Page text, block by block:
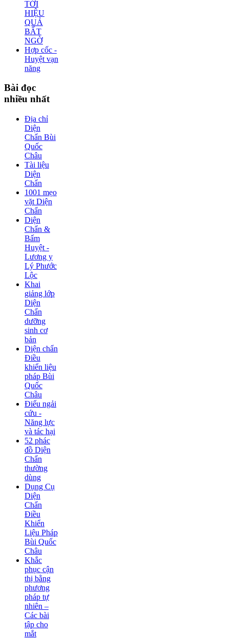
TỚI
HIỆU
QUẢ
BẤT
NGỜ
Hợp cốc -
Huyệt vạn
năng
Bài đọc
nhiều nhất
Địa chỉ
Diện
Chẩn Bùi
Quốc
Châu
Tài liệu
Diện
Chẩn
1001 mẹo
vặt Diện
Chẩn
Diện
Chẩn &
Bấm
Huyệt -
Lương y
Lý Phước
Lộc
Khai
giảng lớp
Diện
Chẩn
dưỡng
sinh cơ
bản
Diện chẩn
Điều
khiển liệu
pháp Bùi
Quốc
Châu
Điếu ngải
cứu -
Năng lực
và tác hại
52 phác
đồ Diện
Chẩn
thường
dùng
Dụng Cụ
Diện
Chẩn
Điều
Khiển
Liệu Pháp
Bùi Quốc
Châu
Khắc
phục cận
thị bằng
phương
pháp tự
nhiên –
Các bài
tập cho
mắt